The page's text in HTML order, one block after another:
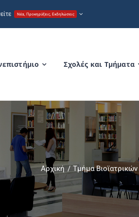
Νέα, Προκηρύξεις, Εκδηλώσεις
Σχολές και Τμήματα
Αρχική Τμήμα